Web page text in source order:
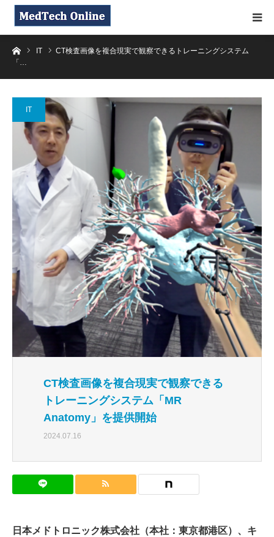
ホーム
IT
CT検査画像を複合現実で観察できるトレーニングシステム
「…
IT
CT検査画像を複合現実で観察できる
トレーニングシステム「MR
Anatomy」を提供開始
2024.07.16
日本メドトロニック株式会社（本社：東京都港区）、キ